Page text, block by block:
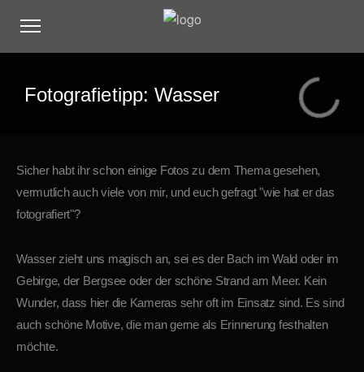
Fotografietipp: Wasser
Sicher habt ihr schon einige Fotos zu dem Thema gesehen,
vermutlich auch viele von mir, und euch gefragt "wie hat er das
fotografiert"?
Wasser zieht uns magisch an, sei es der Bach im Wald oder im
Gebirge, der Bergsee oder der schöne Strand am Meer. Kein
Wunder, dass hier die Kameras sehr oft im Einsatz sind. Es sind
auch schöne Motive, die man gerne als Erinnerung festhalten
möchte.